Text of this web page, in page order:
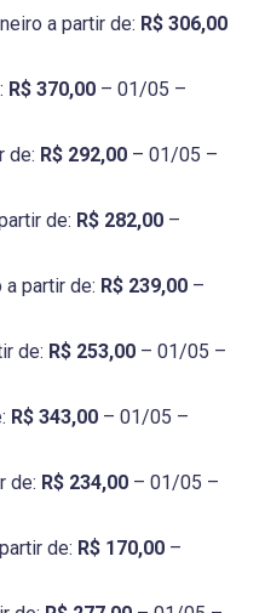
a partir de: R$ 306,00
R$ 370,00 – 01/05 –
de: R$ 292,00 – 01/05 –
de: R$ 282,00 –
a partir de: R$ 239,00 –
de: R$ 253,00 – 01/05 –
R$ 343,00 – 01/05 –
de: R$ 234,00 – 01/05 –
de: R$ 170,00 –